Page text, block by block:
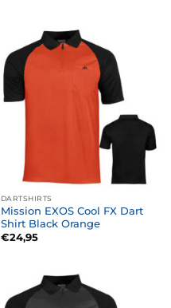
DARTSHIRTS
Mission EXOS Cool FX Dart
Shirt Black Orange
€24,95